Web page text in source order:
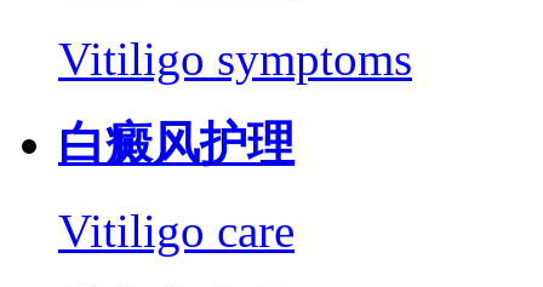
Vitiligo symptoms
白癜风护理
Vitiligo care